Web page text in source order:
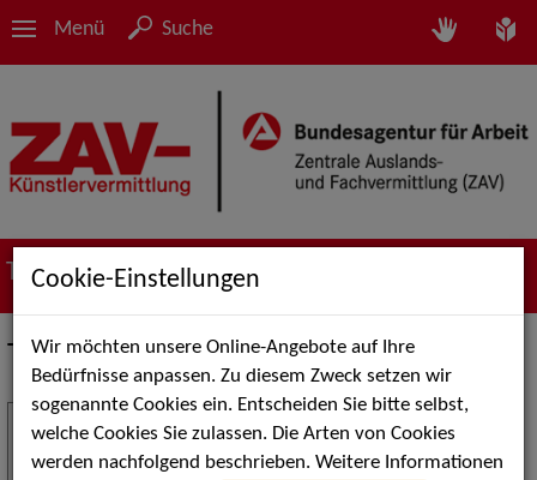
Menü Suche
Termine
Termine
Stuttgart Street Art
Kunst, Live-Acts und Aktionen für Kinder und
18
JUL
Cookie-Einstellungen
Wir möchten unsere Online-Angebote auf Ihre
Bedürfnisse anpassen. Zu diesem Zweck setzen wir
sogenannte Cookies ein. Entscheiden Sie bitte selbst,
welche Cookies Sie zulassen. Die Arten von Cookies
werden nachfolgend beschrieben. Weitere Informationen